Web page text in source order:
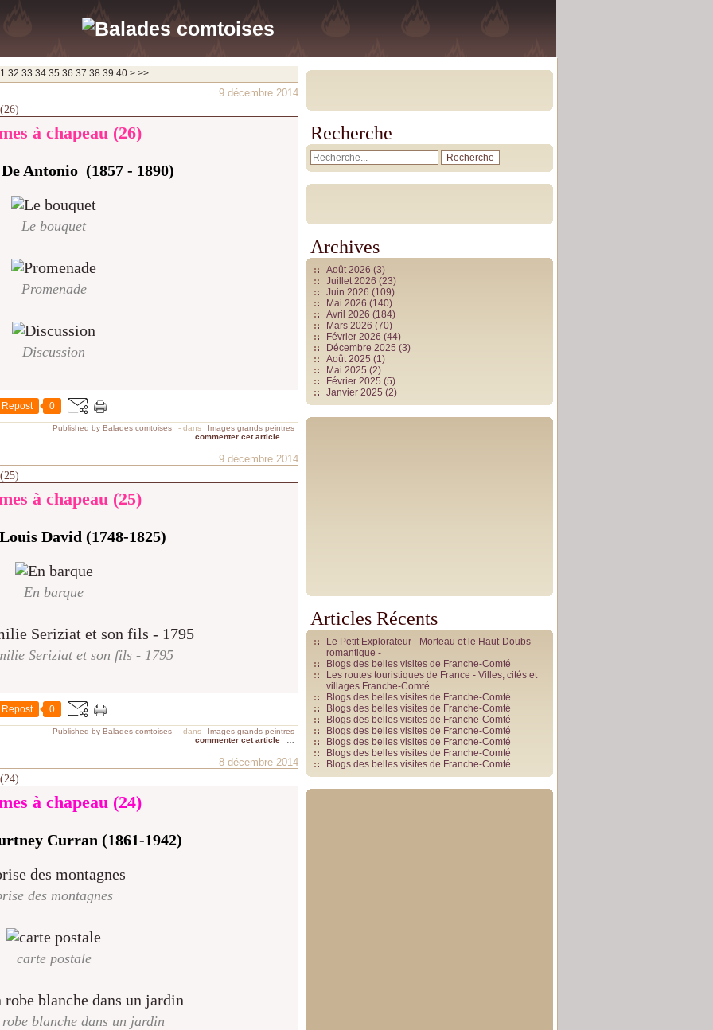
32 33 34 35 36 37 38 39 40 50
60
> >>
9 décembre 2014
à chapeau (26)
Antonio (1857 - 1890)
Le bouquet
Promenade
Discussion
Repost 0
Published by Balades comtoises - dans
Images grands peintres
commenter cet article
9 décembre 2014
à chapeau (25)
David (1748-1825)
En barque
Seriziat et son fils - 1795
Repost 0
Published by Balades comtoises - dans
Images grands peintres
commenter cet article
8 décembre 2014
à chapeau (24)
Curran (1861-1942)
des montagnes
carte postale
robe blanche dans un jardin
Recherche
Archives
Août 2026 (3)
Juillet 2026 (23)
Juin 2026 (109)
Mai 2026 (140)
Avril 2026 (184)
Mars 2026 (70)
Février 2026 (44)
Décembre 2025 (3)
Août 2025 (1)
Mai 2025 (2)
Février 2025 (5)
Janvier 2025 (2)
Articles Récents
Le Petit Explorateur - Morteau et le Haut-Doubs
romantique -
Blogs des belles visites de Franche-Comté
Les routes touristiques de France - Villes, cités et
villages Franche-Comté
Blogs des belles visites de Franche-Comté
Blogs des belles visites de Franche-Comté
Blogs des belles visites de Franche-Comté
Blogs des belles visites de Franche-Comté
Blogs des belles visites de Franche-Comté
Blogs des belles visites de Franche-Comté
Blogs des belles visites de Franche-Comté